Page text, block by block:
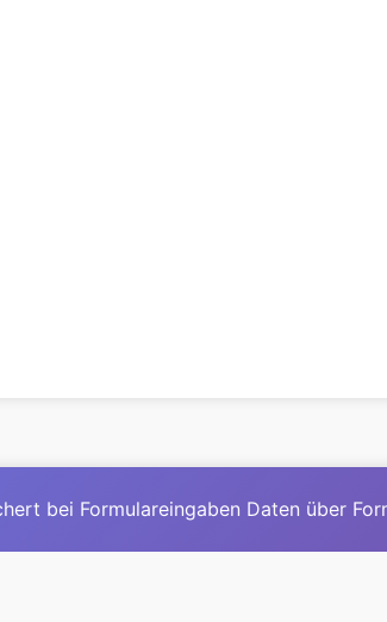
|LinkedIn|davidmirga.com
bei Formulareingaben Daten über